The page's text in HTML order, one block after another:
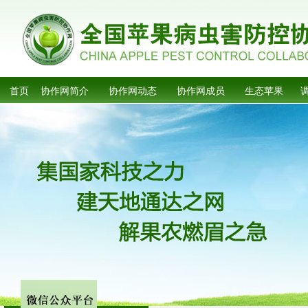
首页 协作网简介 协作网动态 协作网成员 生态苹果